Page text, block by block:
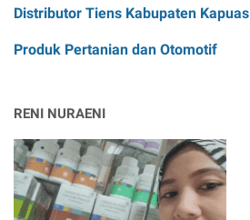
Distributor Tiens Kabupaten Kapuas
Produk Pertanian dan Otomotif
RENI NURAENI